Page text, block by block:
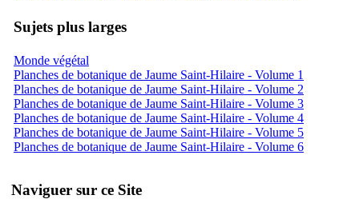
Sujets plus larges
Monde végétal
Planches de botanique de Jaume Saint-Hilaire - Volume 1
Planches de botanique de Jaume Saint-Hilaire - Volume 2
Planches de botanique de Jaume Saint-Hilaire - Volume 3
Planches de botanique de Jaume Saint-Hilaire - Volume 4
Planches de botanique de Jaume Saint-Hilaire - Volume 5
Planches de botanique de Jaume Saint-Hilaire - Volume 6
Naviguer sur ce Site